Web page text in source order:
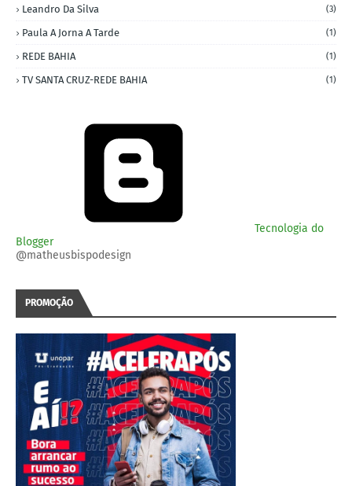
Leandro Da Silva (3)
Paula A Jorna A Tarde (1)
REDE BAHIA (1)
TV SANTA CRUZ-REDE BAHIA (1)
Tecnologia do
Blogger
@matheusbispodesign
PROMOÇÃO